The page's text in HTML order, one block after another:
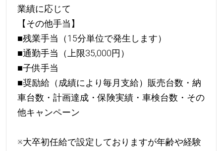
業績に応じて
【その他手当】
■残業手当（15分単位で発生します）
■通勤手当（上限35,000円）
■子供手当
■奨励給（成績により毎月支給）販売台数・納
車台数・計画達成・保険実績・車検台数・その
他キャンペーン
※大卒初任給で設定しておりますが年齢や経験